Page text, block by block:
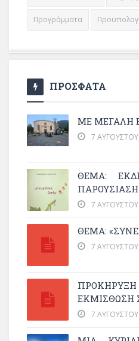
Προγράμματα
ΠΡΟΣΦΑΤΑ
ΜΕ ΜΕΓΆΛΗ
7
ΘΈΜΑ:
ΠΑΡΟΥΣΊΑΣΗ
7
ΘΕΜΑ:
7
ΕΚΜΊΣΘΩΣΗ
7